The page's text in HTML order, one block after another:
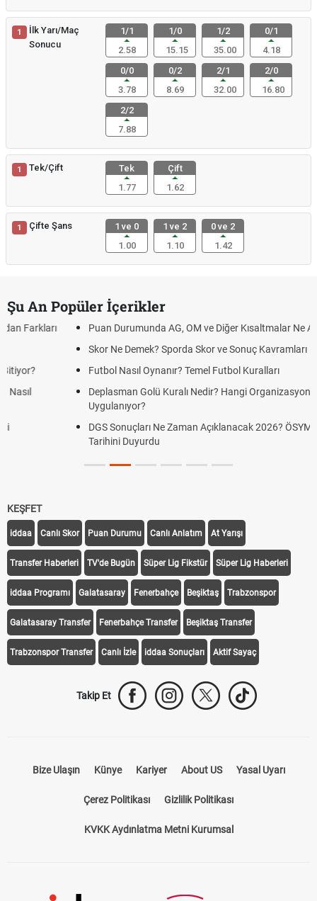
1
İlk Yarı/Maç
Sonucu
1/1
2.58
1/0
15.15
1/2
35.00
0/1
4.18
0/0
3.78
0/2
8.69
2/1
32.00
2/0
16.80
2/2
7.88
1 Tek/Çift
Tek
1.77
Çift
1.62
1 Çifte Şans
1 ve 0
1.00
1 ve 2
1.10
0 ve 2
1.42
Şu An Popüler İçerikler
Puan Durumunda AG, OM ve Diğer Kısaltmalar Ne Anlama Gelir?
Skor Ne Demek? Sporda Skor ve Sonuç Kavramları
Futbol Nasıl Oynanır? Temel Futbol Kuralları
Deplasman Golü Kuralı Nedir? Hangi Organizasyonlarda
DGS Sonuçları Ne Zaman Açıklanacak 2026? ÖSYM Sonuç
Tarihini Duyurdu
KEŞFET
iddaa Canlı Skor Puan Durumu Canlı Anlatım At Yarışı
Transfer Haberleri TV'de Bugün Süper Lig Fikstür Süper Lig Haberleri
iddaa Programı Galatasaray Fenerbahçe Beşiktaş Trabzonspor
Galatasaray Transfer Fenerbahçe Transfer Beşiktaş Transfer
Trabzonspor Transfer Canlı İzle iddaa Sonuçları Aktif Sayaç
Takip Et
Bize Ulaşın Künye Kariyer About US Yasal Uyarı
Çerez Politikası Gizlilik Politikası
KVKK Aydınlatma Metni Kurumsal